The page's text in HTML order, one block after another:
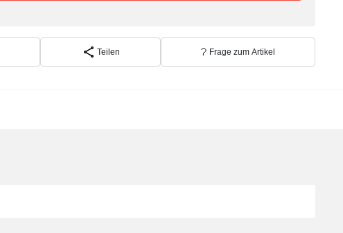
Teilen Frage zum Artikel